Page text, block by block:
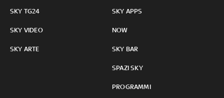
SKY TG24
SKY VIDEO
SKY ARTE
SKY APPS
NOW
SKY BAR
SPAZI SKY
PROGRAMMI